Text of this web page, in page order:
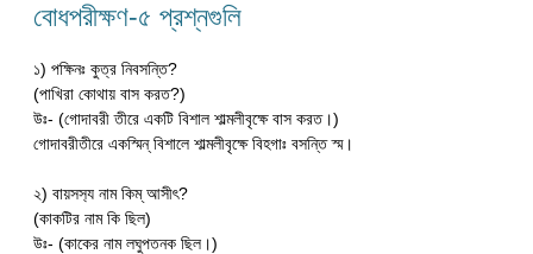
বোধপরীক্ষণ-৫ প্রশ্নগুলি
১) পক্ষিনঃ কুত্র নিবসন্তি?
(পাখিরা কোথায় বাস করত?)
উঃ- (গোদাবরী তীরে একটি বিশাল শাল্মলীবৃক্ষে বাস করত।)
গোদাবরীতীরে একস্মিন্ বিশালে শাল্মলীবৃক্ষে বিহগাঃ বসন্তি স্ম।
২) বায়সস‍্য নাম কিম্ আসীৎ?
(কাকটির নাম কি ছিল)
উঃ- (কাকের নাম লঘুপতনক ছিল।)